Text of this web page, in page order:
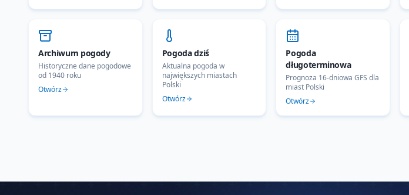
Archiwum pogody
Historyczne dane pogodowe
od 1940 roku
Otwórz
Pogoda dziś
Aktualna pogoda w
największych miastach
Polski
Otwórz
Pogoda
długoterminowa
Prognoza 16-dniowa GFS dla
miast Polski
Otwórz